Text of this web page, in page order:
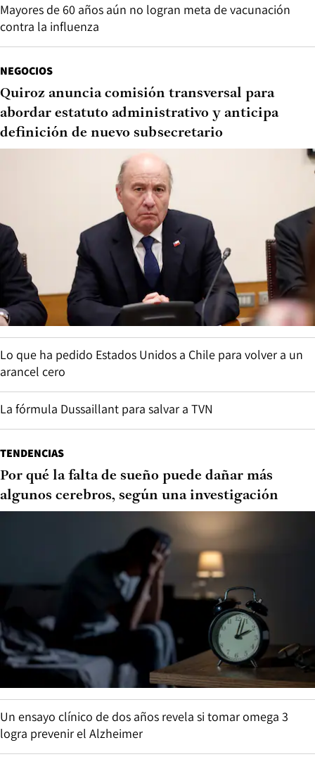
Mayores de 60 años aún no logran meta de vacunación
contra la influenza
NEGOCIOS
Quiroz anuncia comisión transversal para
abordar estatuto administrativo y anticipa
definición de nuevo subsecretario
Lo que ha pedido Estados Unidos a Chile para volver a un
arancel cero
La fórmula Dussaillant para salvar a TVN
TENDENCIAS
Por qué la falta de sueño puede dañar más
algunos cerebros, según una investigación
Un ensayo clínico de dos años revela si tomar omega 3
logra prevenir el Alzheimer